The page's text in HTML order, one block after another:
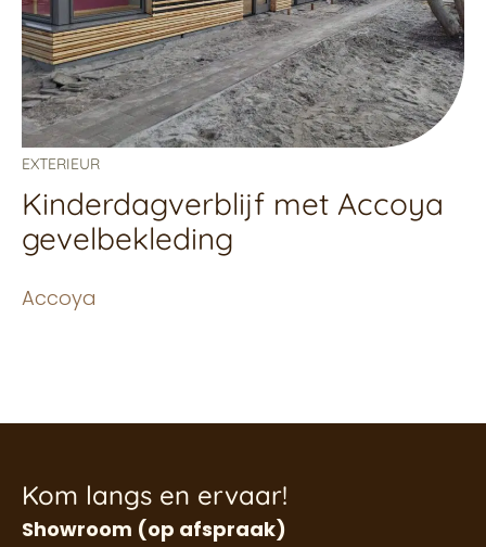
EXTERIEUR
Kinderdagverblijf met Accoya
gevelbekleding
Accoya
Kom langs en ervaar!
Showroom (op afspraak)